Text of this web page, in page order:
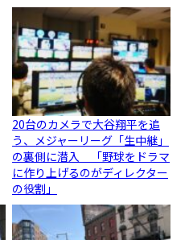
20台のカメラで大谷翔平を追
う、メジャーリーグ「生中継」
の裏側に潜入 「野球をドラマ
に作り上げるのがディレクター
の役割」